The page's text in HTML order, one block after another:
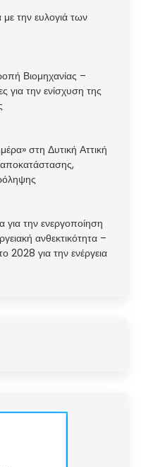
την ευλογιά των
Βιομηχανίας –
για την ενίσχυση της
στη Δυτική Αττική
αποκατάστασης,
την ενεργοποίηση
ανθεκτικότητα –
2028 για την ενέργεια